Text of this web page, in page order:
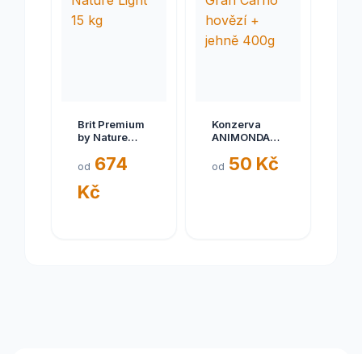
Brit Premium
by Nature
od 674
Kč
Konzerva
ANIMONDA
hovězí +
od 50 Kč